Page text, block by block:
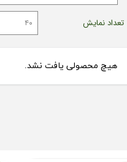
تعداد نمایش ۴۰
هیچ محصولی یافت نشد.